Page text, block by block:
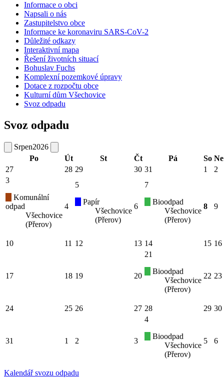
Informace o obci
Napsali o nás
Zastupitelstvo obce
Informace ke koronaviru SARS-CoV-2
Důležité odkazy
Interaktivní mapa
Řešení životních situací
Bohuslav Fuchs
Komplexní pozemkové úpravy
Dotace z rozpočtu obce
Kulturní dům Všechovice
Svoz odpadu
Svoz odpadu
Srpen2026
Po
Út St Čt Pá So Ne
27
28 29 30 31 1
2
3
Komunální
odpad
Všechovice
(Přerov)
4
5
Papír
Všechovice
(Přerov)
6
7
Bioodpad
Všechovice
(Přerov)
8 9
10 11 12 13 14 15 16
17 18 19 20
21
Bioodpad
Všechovice
(Přerov)
22 23
24 25 26 27 28 29 30
31 1 2 3
4
Bioodpad
Všechovice
(Přerov)
5 6
Kalendář svozu odpadu